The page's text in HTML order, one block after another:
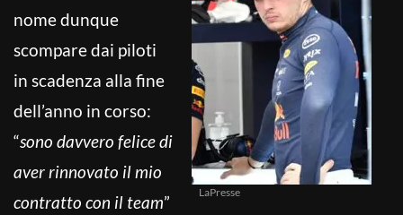
LaPresse
nome dunque
scompare dai piloti
in scadenza alla fine
dell’anno in corso:
“sono davvero felice di
aver rinnovato il mio
contratto con il team”